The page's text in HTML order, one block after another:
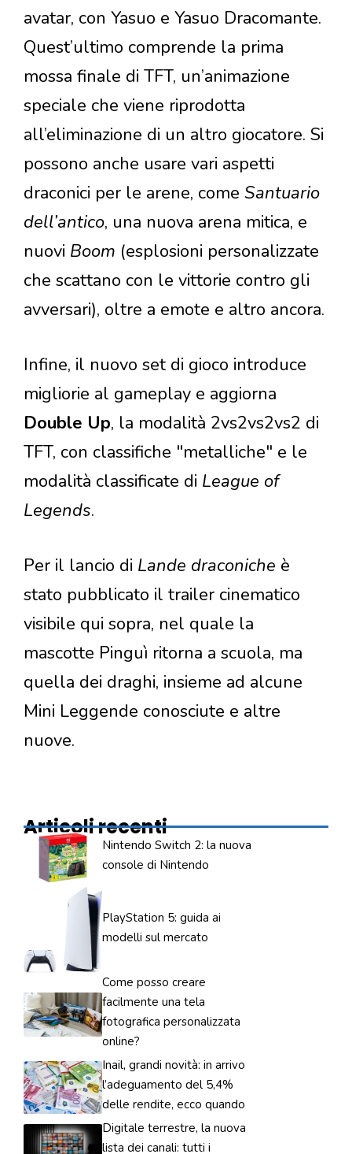
avatar, con Yasuo e Yasuo Dracomante.
Quest’ultimo comprende la prima
mossa finale di TFT, un’animazione
speciale che viene riprodotta
all’eliminazione di un altro giocatore. Si
possono anche usare vari aspetti
draconici per le arene, come Santuario
dell’antico, una nuova arena mitica, e
nuovi Boom (esplosioni personalizzate
che scattano con le vittorie contro gli
avversari), oltre a emote e altro ancora.
Infine, il nuovo set di gioco introduce
migliorie al gameplay e aggiorna
Double Up, la modalità 2vs2vs2vs2 di
TFT, con classifiche "metalliche" e le
modalità classificate di League of
Legends.
Per il lancio di Lande draconiche è
stato pubblicato il trailer cinematico
visibile qui sopra, nel quale la
mascotte Pinguì ritorna a scuola, ma
quella dei draghi, insieme ad alcune
Mini Leggende conosciute e altre
nuove.
Articoli recenti
Nintendo Switch 2: la nuova
console di Nintendo
PlayStation 5: guida ai
modelli sul mercato
Come posso creare
facilmente una tela
fotografica personalizzata
online?
Inail, grandi novità: in arrivo
l’adeguamento del 5,4%
delle rendite, ecco quando
Digitale terrestre, la nuova
lista dei canali: tutti i